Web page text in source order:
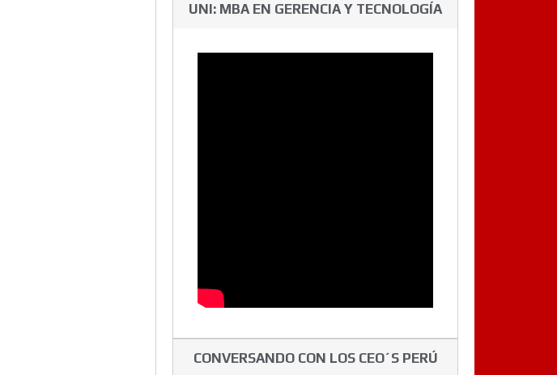
UNI: MBA EN GERENCIA Y TECNOLOGÍA
CONVERSANDO CON LOS CEO´S PERÚ